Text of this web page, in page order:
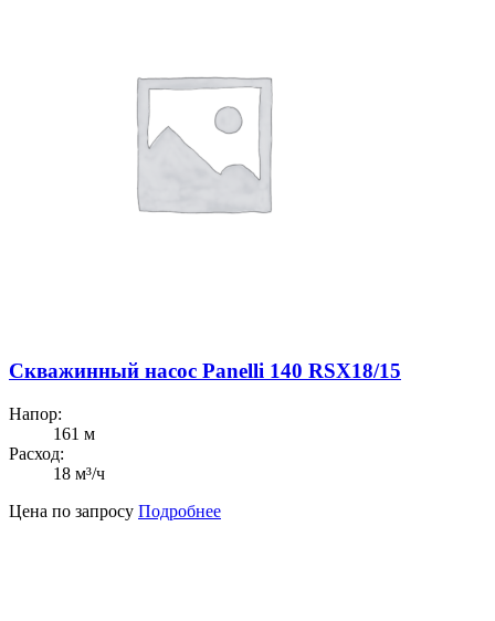
Скважинный насос Panelli 140 RSX18/15
Напор:
161 м
Расход:
18 м³/ч
Цена по запросу Подробнее